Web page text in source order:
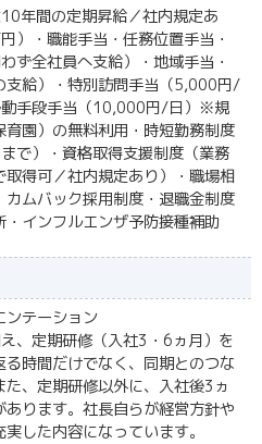
年間の定期昇給／社内規定あ
）・職能手当・任務位置手当・
ず全社員へ支給）・地域手当・
支給）・特別訪問手当（5,000円/
手段手当（10,000円/日）※規
園）の無料利用・時短勤務制度
で）・資格取得支援制度（業務
得可／社内規定あり）・職場相
ムバック採用制度・退職金制度
インフルエンザ予防接種補助
テーション
、定期研修（入社3・6ヵ月）を
時間だけでなく、同期とのつな
、定期研修以外に、入社後3ヵ
ります。社長自らが経営方針や
した内容になっています。